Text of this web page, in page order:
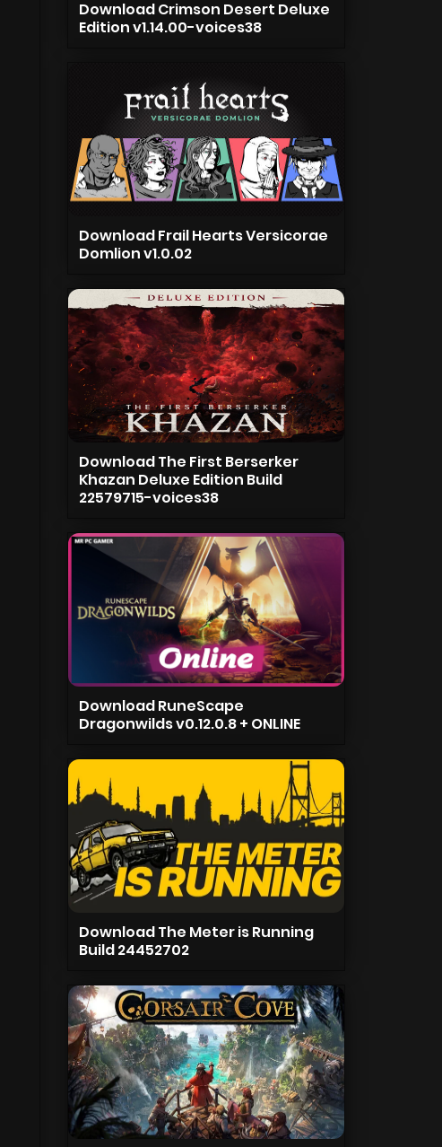
Download Crimson Desert Deluxe
Edition v1.14.00-voices38
Download Frail Hearts Versicorae
Domlion v1.0.02
Download The First Berserker
Khazan Deluxe Edition Build
22579715-voices38
Download RuneScape
Dragonwilds v0.12.0.8 + ONLINE
Download The Meter is Running
Build 24452702